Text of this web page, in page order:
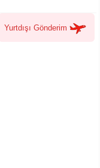
Yurtdışı Gönderim